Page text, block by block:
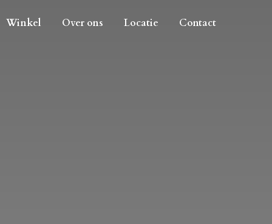
Winkel Over ons Locatie Contact